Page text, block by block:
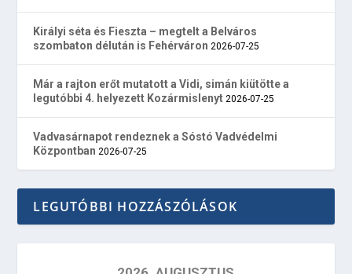
Királyi séta és Fieszta – megtelt a Belváros
szombaton délután is Fehérváron 2026-07-25
Már a rajton erőt mutatott a Vidi, simán kiütötte a
legutóbbi 4. helyezett Kozármislenyt 2026-07-25
Vadvasárnapot rendeznek a Sóstó Vadvédelmi
Központban 2026-07-25
LEGUTÓBBI HOZZÁSZÓLÁSOK